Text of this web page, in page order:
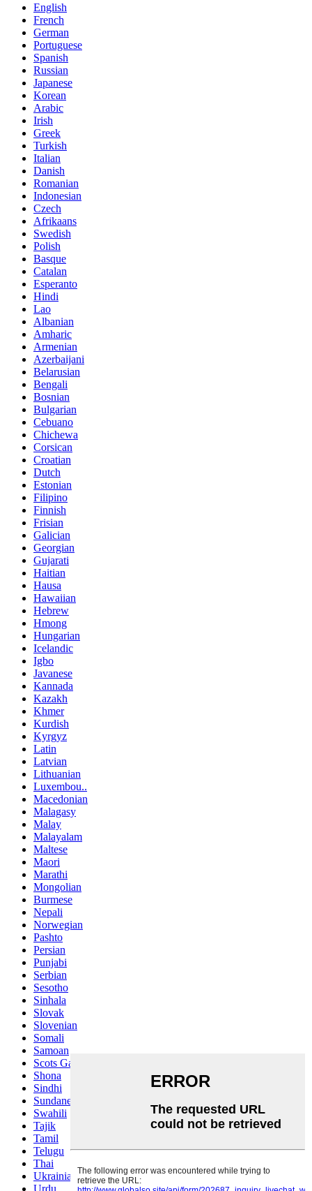
English
French
German
Portuguese
Spanish
Russian
Japanese
Korean
Arabic
Irish
Greek
Turkish
Italian
Danish
Romanian
Indonesian
Czech
Afrikaans
Swedish
Polish
Basque
Catalan
Esperanto
Hindi
Lao
Albanian
Amharic
Armenian
Azerbaijani
Belarusian
Bengali
Bosnian
Bulgarian
Cebuano
Chichewa
Corsican
Croatian
Dutch
Estonian
Filipino
Finnish
Frisian
Galician
Georgian
Gujarati
Haitian
Hausa
Hawaiian
Hebrew
Hmong
Hungarian
Icelandic
Igbo
Javanese
Kannada
Kazakh
Khmer
Kurdish
Kyrgyz
Latin
Latvian
Lithuanian
Luxembou..
Macedonian
Malagasy
Malay
Malayalam
Maltese
Maori
Marathi
Mongolian
Burmese
Nepali
Norwegian
Pashto
Persian
Punjabi
Serbian
Sesotho
Sinhala
Slovak
Slovenian
Somali
Samoan
Scots Gaelic
Shona
Sindhi
Sundanese
Swahili
Tajik
Tamil
Telugu
Thai
Ukrainian
Urdu